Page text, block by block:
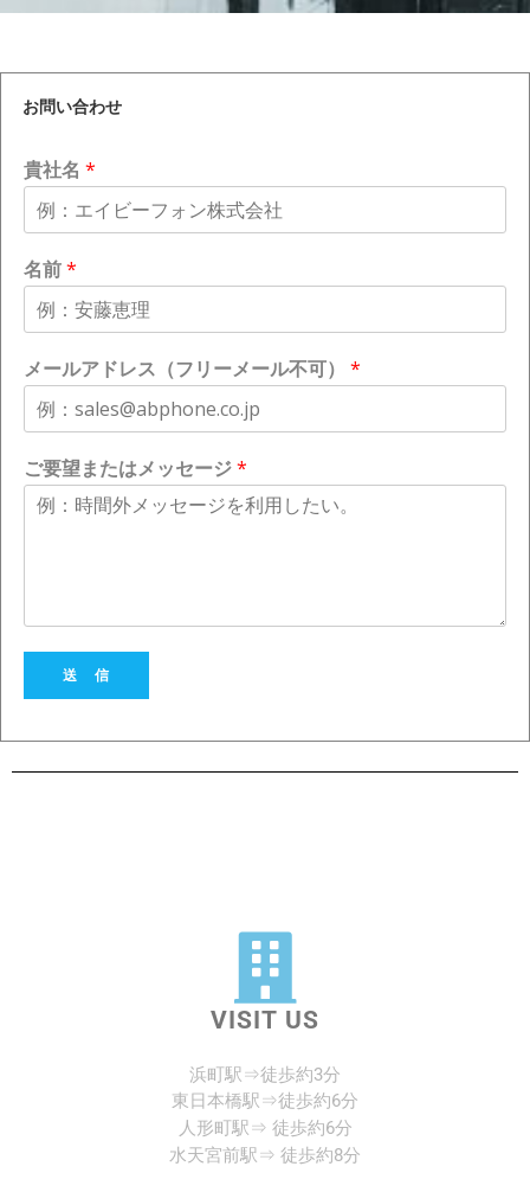
お問い合わせ
貴社名 *
名前*
メールアドレス（フリーメール不可） *
ご要望またはメッセージ*
送 信
VISIT US
浜町駅⇒徒歩約3分
東日本橋駅 ⇒徒歩約6分
人形町駅 ⇒ 徒歩約6分
水天宮前駅 ⇒ 徒歩約8分